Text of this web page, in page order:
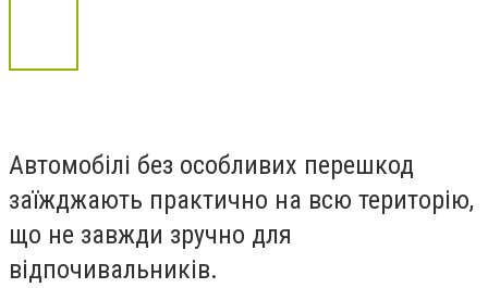
Автомобілі без особливих перешкод
заїжджають практично на всю територію,
що не завжди зручно для
відпочивальників.